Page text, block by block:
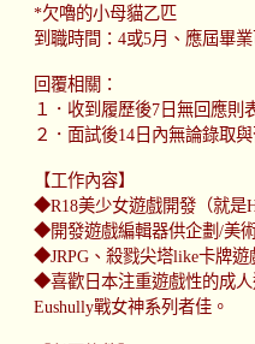
*欠嚕的小母貓乙匹
到職時間：4或5月、應屆畢
回覆相關：
１．收到履歷後7日無回應則
２．面試後14日內無論錄取
【工作內容】
◆R18美少女遊戲開發（就是
◆開發遊戲編輯器供企劃/美
◆JRPG、殺戮尖塔like卡牌遊
◆喜歡日本注重遊戲性的成人
Eushully戰女神系列者佳。